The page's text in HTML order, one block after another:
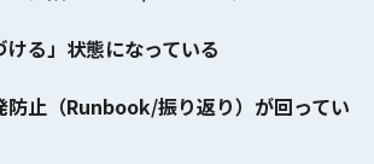
る」状態になっている
防止（Runbook/振り返り）が回ってい